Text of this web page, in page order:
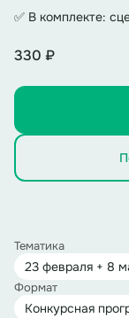
✅ В комплекте:
330 ₽
Тематика
23 февраля + 8
Формат
Конкурсная